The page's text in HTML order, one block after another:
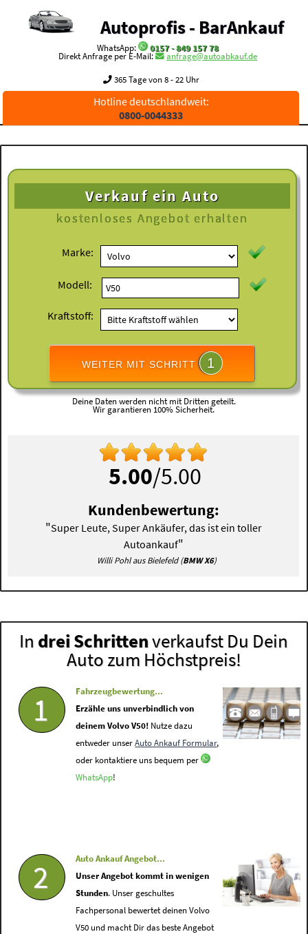
Autoprofis - BarAnkauf
WhatsApp:
0157 - 849 157 78
Direkt Anfrage per E-Mail:
anfrage@autoabkauf.de
365 Tage von 8 - 22 Uhr
Hotline deutschlandweit:
0800-0044333
Verkauf ein Auto
kostenloses Angebot erhalten
Marke:
Modell:
Kraftstoff:
WEITER MIT SCHRITT 1
Deine Daten werden nicht mit Dritten geteilt.
Wir garantieren 100% Sicherheit.
5.00/5.00
Kundenbewertung:
"Super Leute, Super Ankäufer, das ist ein toller
Autoankauf"
Willi Pohl aus Bielefeld (BMW X6)
In drei Schrittenverkaufst Du Dein
Auto zum Höchstpreis!
1
Fahrzeugbewertung...
Erzähle uns unverbindlich von
deinem Volvo V50! Nutze dazu
entweder unserAuto Ankauf Formular,
oder kontaktiere uns bequem per
WhatsApp!
2
Auto Ankauf Angebot...
Unser Angebot kommt in wenigen
Stunden. Unser geschultes
Fachpersonal bewertet deinen Volvo
V50 und macht Dir das beste Angebot